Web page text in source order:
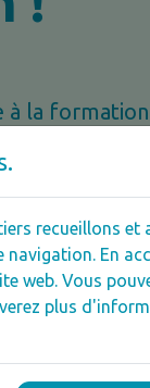
à la
"Jeunes
tout au
de cette
recueillons
En
web. Vous
plus